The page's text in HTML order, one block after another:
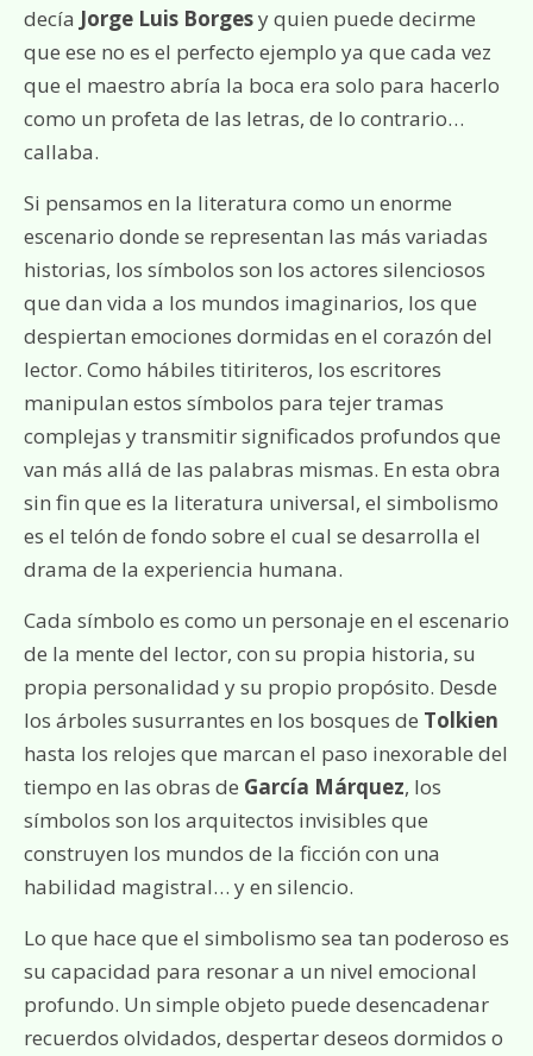
decía Jorge Luis Borgesy quien puede decirme
que ese no es el perfecto ejemplo ya que cada vez
que el maestro abría la boca era solo para hacerlo
como un profeta de las letras, de lo contrario…
callaba.
Si pensamos en la literatura como un enorme
escenario donde se representan las más variadas
historias, los símbolos son los actores silenciosos
que dan vida a los mundos imaginarios, los que
despiertan emociones dormidas en el corazón del
lector. Como hábiles titiriteros, los escritores
manipulan estos símbolos para tejer tramas
complejas y transmitir significados profundos que
van más allá de las palabras mismas. En esta obra
sin fin que es la literatura universal, el simbolismo
es el telón de fondo sobre el cual se desarrolla el
drama de la experiencia humana.
Cada símbolo es como un personaje en el escenario
de la mente del lector, con su propia historia, su
propia personalidad y su propio propósito. Desde
los árboles susurrantes en los bosques de Tolkien
hasta los relojes que marcan el paso inexorable del
tiempo en las obras de García Márquez, los
símbolos son los arquitectos invisibles que
construyen los mundos de la ficción con una
habilidad magistral… y en silencio.
Lo que hace que el simbolismo sea tan poderoso es
su capacidad para resonar a un nivel emocional
profundo. Un simple objeto puede desencadenar
recuerdos olvidados, despertar deseos dormidos o